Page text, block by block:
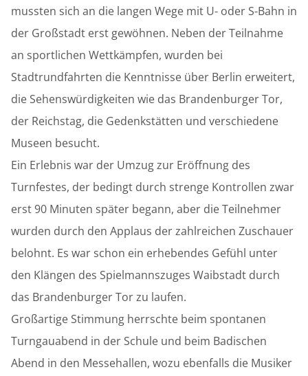
mussten sich an die langen Wege mit U- oder S-Bahn in
der Großstadt erst gewöhnen. Neben der Teilnahme
an sportlichen Wettkämpfen, wurden bei
Stadtrundfahrten die Kenntnisse über Berlin erweitert,
die Sehenswürdigkeiten wie das Brandenburger Tor,
der Reichstag, die Gedenkstätten und verschiedene
Museen besucht.
Ein Erlebnis war der Umzug zur Eröffnung des
Turnfestes, der bedingt durch strenge Kontrollen zwar
erst 90 Minuten später begann, aber die Teilnehmer
wurden durch den Applaus der zahlreichen Zuschauer
belohnt. Es war schon ein erhebendes Gefühl unter
den Klängen des Spielmannszuges Waibstadt durch
das Brandenburger Tor zu laufen.
Großartige Stimmung herrschte beim spontanen
Turngauabend in der Schule und beim Badischen
Abend in den Messehallen, wozu ebenfalls die Musiker